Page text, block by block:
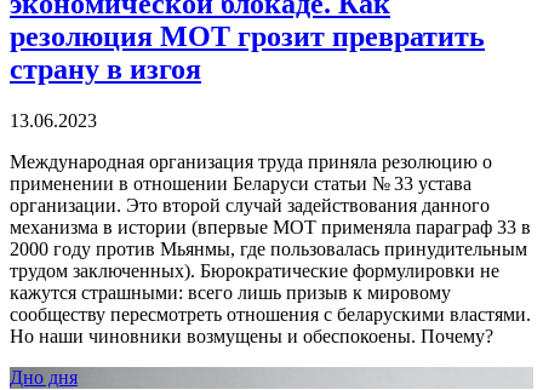
резолюция МОТ грозит превратить
страну в изгоя
13.06.2023
Международная организация труда приняла резолюцию о
применении в отношении Беларуси статьи № 33 устава
организации. Это второй случай задействования данного
механизма в истории (впервые МОТ применяла параграф 33 в
2000 году против Мьянмы, где пользовалась принудительным
трудом заключенных). Бюрократические формулировки не
кажутся страшными: всего лишь призыв к мировому
сообществу пересмотреть отношения с беларускими властями.
Но наши чиновники возмущены и обеспокоены. Почему?
Дно дня